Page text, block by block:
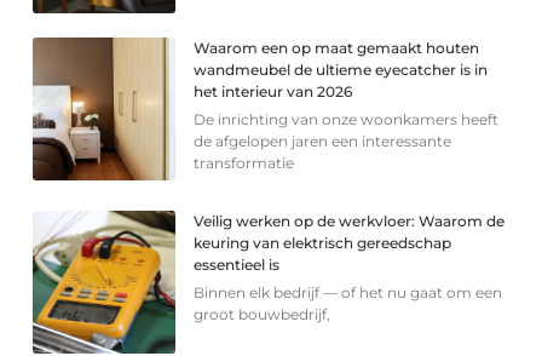
Waarom een op maat gemaakt houten
wandmeubel de ultieme eyecatcher is in
het interieur van 2026
De inrichting van onze woonkamers heeft
de afgelopen jaren een interessante
transformatie
Veilig werken op de werkvloer: Waarom de
keuring van elektrisch gereedschap
essentieel is
Binnen elk bedrijf — of het nu gaat om een
groot bouwbedrijf,